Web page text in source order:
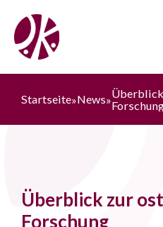
Inhalt
springen
Startseite»News»
Überblick zur
Forschung